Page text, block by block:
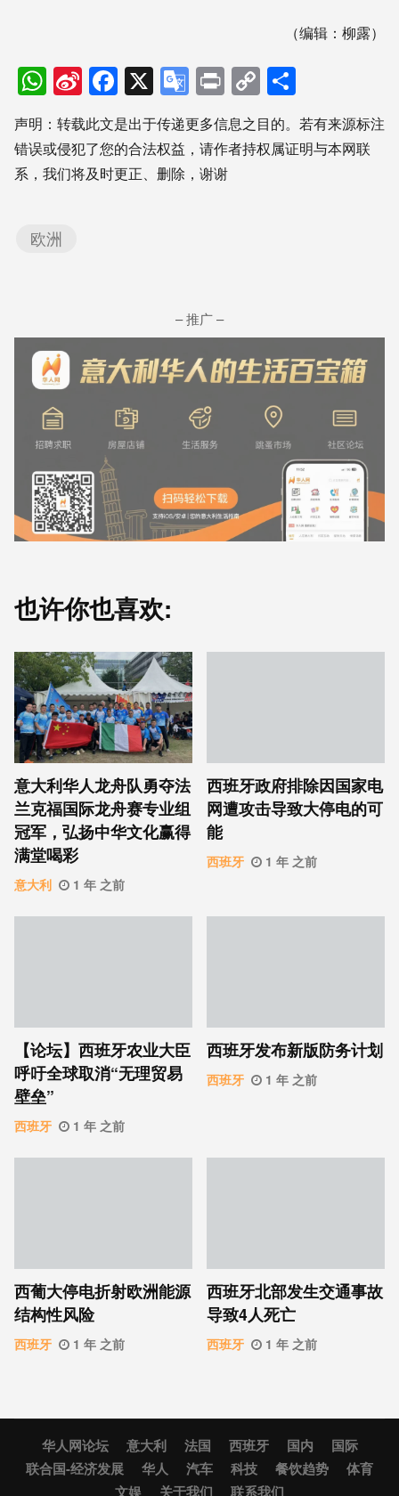
（编辑：柳露）
WhatsApp
Sina
Weibo
Facebook
X Google
Translate
PrintCopy
Link享
声明：转载此文是出于传递更多信息之目的。若有来源标注
错误或侵犯了您的合法权益，请作者持权属证明与本网联
系，我们将及时更正、删除，谢谢
欧洲
– 推广 –
也许你也喜欢:
意大利华人龙舟队勇夺法
兰克福国际龙舟赛专业组
冠军，弘扬中华文化赢得
满堂喝彩
意大利 1 年 之前
西班牙政府排除因国家电
网遭攻击导致大停电的可
能
西班牙 1 年 之前
【论坛】西班牙农业大臣
呼吁全球取消“无理贸易
壁垒”
西班牙 1 年 之前
西班牙发布新版防务计划
西班牙 1 年 之前
西葡大停电折射欧洲能源
结构性风险
西班牙 1 年 之前
西班牙北部发生交通事故
导致4人死亡
西班牙 1 年 之前
华人网论坛 意大利 法国 西班牙 国内
国际
联合国-经济发展
华人 汽车 科技 餐饮趋势
体育
文娱
关于我们 联系我们